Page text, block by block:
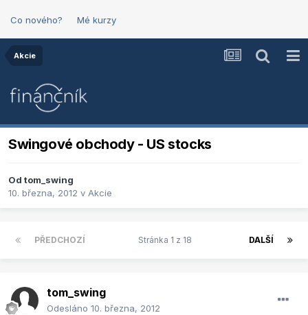
Co nového? Mé kurzy
Akcie
Swingové obchody - US stocks
Od tom_swing
10. března, 2012 v Akcie
PŘEDCHOZÍ DALŠÍ
Stránka 1 z 18
tom_swing
Odesláno 10. března, 2012